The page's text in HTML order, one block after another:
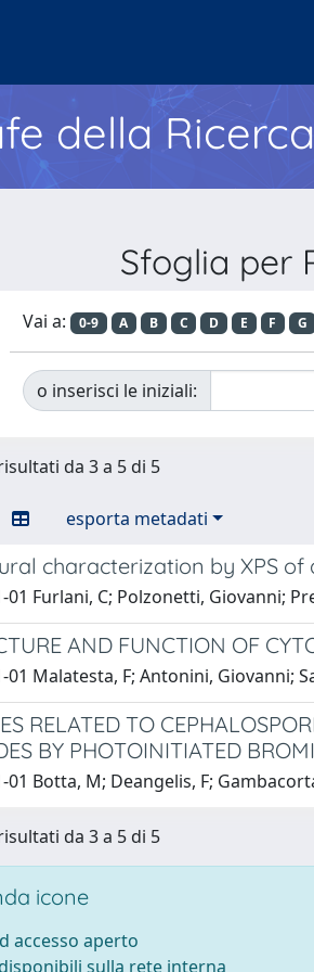
della
Sfoglia per
Vai a: 0-9 A B C D E F G
o inserisci le iniziali:
da 3 a 5 di 5
esporta metadati
characterization by XPS
01 Furlani, C; Polzonetti, Giovanni;
AND FUNCTION OF
01 Malatesta, F; Antonini, Giovanni;
RELATED TO
BY PHOTOINITIATED
01 Botta, M; Deangelis, F;
da 3 a 5 di 5
icone
accesso aperto
sulla rete interna